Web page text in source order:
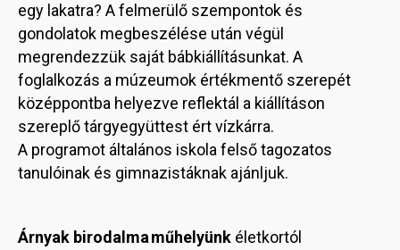
egy lakatra? A felmerülő szempontok és
gondolatok megbeszélése után végül
megrendezzük saját bábkiállításunkat. A
foglalkozás a múzeumok értékmentő szerepét
középpontba helyezve reflektál a kiállításon
szereplő tárgyegyüttest ért vízkárra.
A programot általános iskola felső tagozatos
tanulóinak és gimnazistáknak ajánljuk.
Árnyak birodalma műhelyünk életkortól